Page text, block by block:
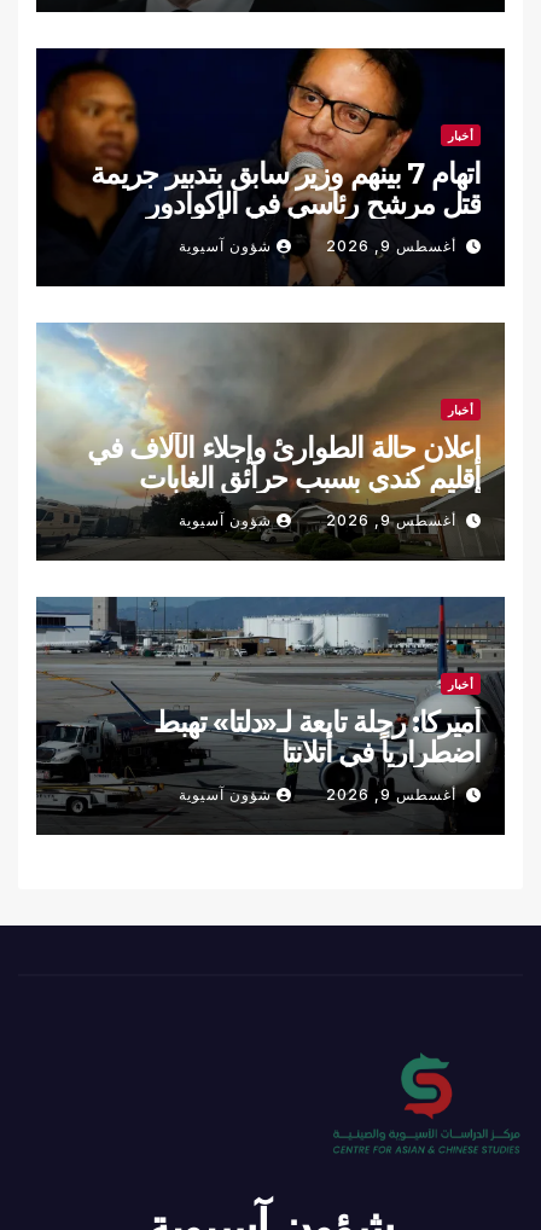
أخبار
اتهام 7 بينهم وزير سابق بتدبير جريمة
قتل مرشح رئاسي في الإكوادور
أغسطس 9, 2026 شؤون آسيوية
أخبار
إعلان حالة الطوارئ وإجلاء الآلاف في
إقليم كندي بسبب حرائق الغابات
أغسطس 9, 2026 شؤون آسيوية
أخبار
أميركا: رحلة تابعة لـ«دلتا» تهبط
اضطرارياً في أتلانتا
أغسطس 9, 2026 شؤون آسيوية